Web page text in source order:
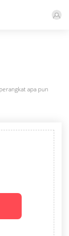
apa pun